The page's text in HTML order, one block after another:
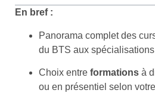
En bref :
Panorama complet des
du BTS aux
Choix entre formations à
ou en présentiel selon